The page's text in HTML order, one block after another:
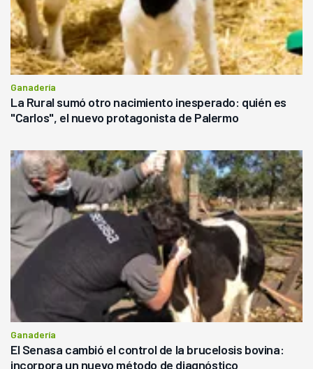
Ganadería
La Rural sumó otro nacimiento inesperado: quién es
"Carlos", el nuevo protagonista de Palermo
Ganadería
El Senasa cambió el control de la brucelosis bovina:
incorpora un nuevo método de diagnóstico